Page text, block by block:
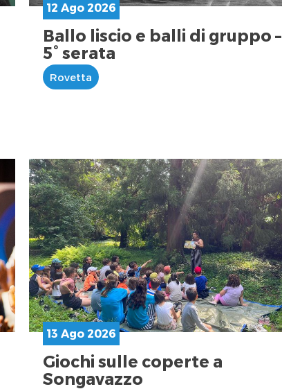
12 Ago 2026
Ballo liscio e balli di gruppo –
5° serata
Rovetta
13 Ago 2026
Giochi sulle coperte a
Songavazzo